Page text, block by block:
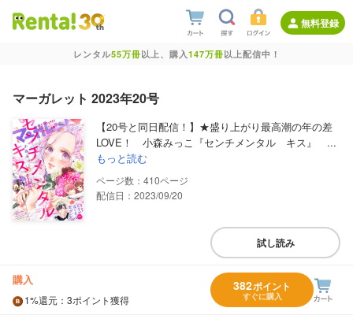
無料登録
レンタル55万冊以上、購入147万冊以上配信中！
マーガレット 2023年20号
【20号と同日配信！】★盛り上がり最高潮の年の差
LOVE！ 小森みっこ『センチメンタル キス』 ...
もっと読む
410
配信日：2023/09/20
試し読み
購入
1%還元 ：3ポイント獲得
382ポイント
すぐに購入